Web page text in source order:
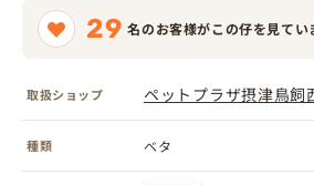
29 名のお客様がこの仔を見てい
取扱ショップ ペットプラザ摂津鳥飼
種類 ベタ